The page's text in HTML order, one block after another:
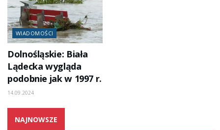
WIADOMOŚCI
Dolnośląskie: Biała
Lądecka wygląda
podobnie jak w 1997 r.
14.09.2024
NAJNOWSZE